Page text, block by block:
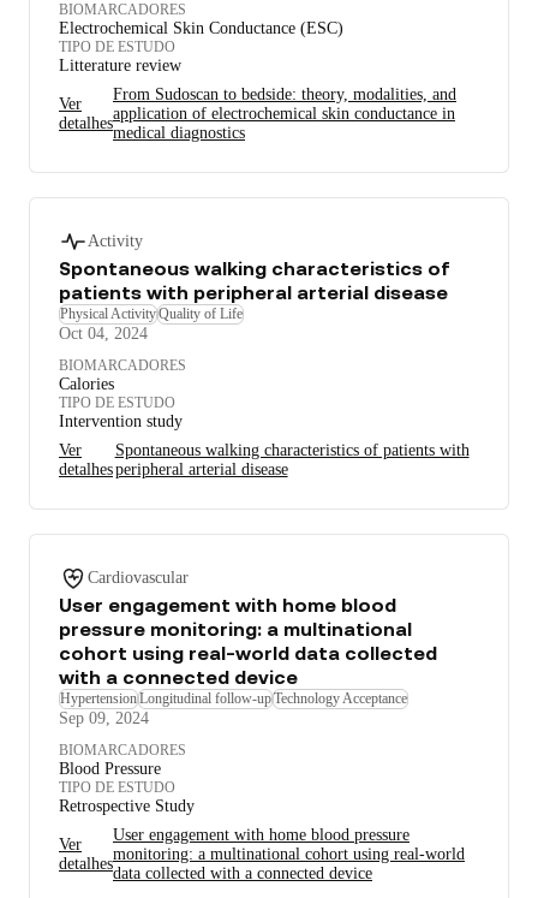
BIOMARCADORES
Electrochemical Skin Conductance (ESC)
TIPO DE ESTUDO
Litterature review
Ver
detalhes
From Sudoscan to bedside: theory, modalities, and
application of electrochemical skin conductance in
medical diagnostics
Activity
Spontaneous walking characteristics of
patients with peripheral arterial disease
Physical ActivityQuality of Life
Oct 04, 2024
BIOMARCADORES
Calories
TIPO DE ESTUDO
Intervention study
Ver
detalhes
Spontaneous walking characteristics of patients with
peripheral arterial disease
Cardiovascular
User engagement with home blood
pressure monitoring: a multinational
cohort using real-world data collected
with a connected device
HypertensionLongitudinal follow-upTechnology Acceptance
Sep 09, 2024
BIOMARCADORES
Blood Pressure
TIPO DE ESTUDO
Retrospective Study
Ver
detalhes
User engagement with home blood pressure
monitoring: a multinational cohort using real-world
data collected with a connected device